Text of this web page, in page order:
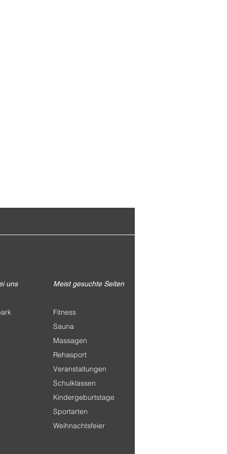
uns Meist gesuchte Seiten
Fitness
Sauna
Massagen
Rehasport
Veranstaltungen
Schulklassen
Kindergeburtstage
Sportarten
Weihnachtsfeier